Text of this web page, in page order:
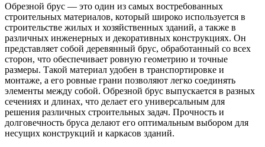
Обрезной брус — это один из самых востребованных
строительных материалов, который широко используется в
строительстве жилых и хозяйственных зданий, а также в
различных инженерных и декоративных конструкциях. Он
представляет собой деревянный брус, обработанный со всех
сторон, что обеспечивает ровную геометрию и точные
размеры. Такой материал удобен в транспортировке и
монтаже, а его ровные грани позволяют легко соединять
элементы между собой. Обрезной брус выпускается в разных
сечениях и длинах, что делает его универсальным для
решения различных строительных задач. Прочность и
долговечность бруса делают его оптимальным выбором для
несущих конструкций и каркасов зданий.